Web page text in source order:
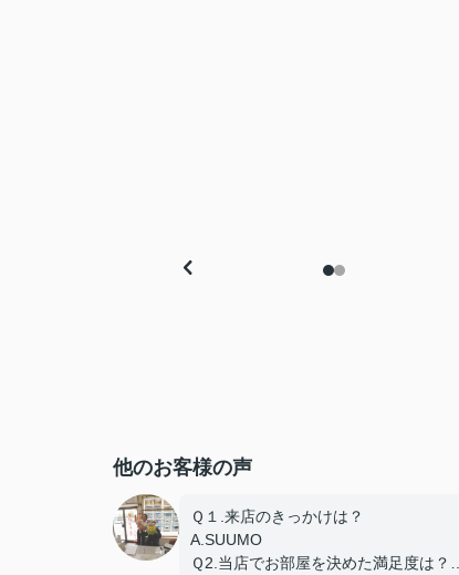
他のお客様の声
Ｑ１.来店のきっかけは？
A.SUUMO
Ｑ2.当店でお部屋を決めた満足度は？